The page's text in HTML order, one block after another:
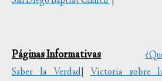
Páginas Informativas
Saber la Verdad|Victoria sobre